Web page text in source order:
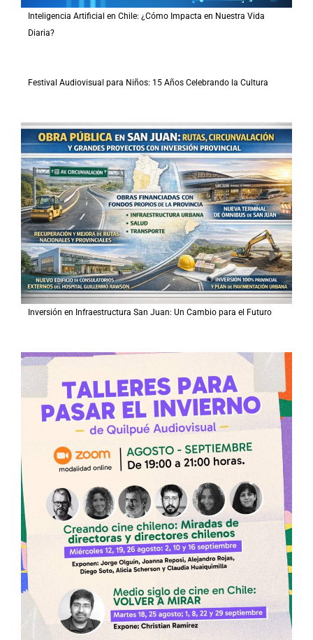
Inteligencia Artificial en Chile: ¿Cómo Impacta en Nuestra Vida
Diaria?
Festival Audiovisual para Niños: 15 Años Celebrando la Cultura
Inversión en Infraestructura San Juan: Un Cambio para el Futuro